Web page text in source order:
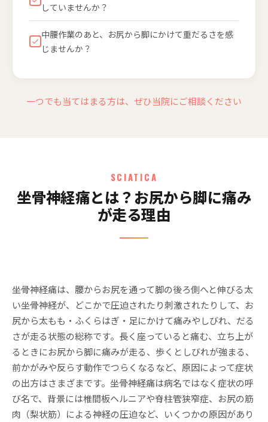
していませんか？
中腰作業のあと、お尻から脚にかけて重だるさを感
じませんか？
一つでも当てはまる方は、ぜひ当院にご相談ください
SCIATICA
坐骨神経痛とは？お尻から脚に痛み
が走る理由
坐骨神経痛は、腰からお尻を通って脚の後ろ側へと伸びる太
い坐骨神経が、どこかで圧迫されたり刺激されたりして、お
尻から太もも・ふくらはぎ・足にかけて痛みやしびれ、だる
さが走る状態の総称です。長く座っていると痛む、立ち上が
るときにお尻から脚に痛みが走る、歩くとしびれが強まる、
前かがみや反らす動作でつらくなるなど、原因によって症状
の出方はさまざまです。坐骨神経痛は病名ではなく症状の呼
び名で、背景には椎間板ヘルニアや脊柱管狭窄症、お尻の筋
肉（梨状筋）による神経の圧迫など、いくつかの原因があり